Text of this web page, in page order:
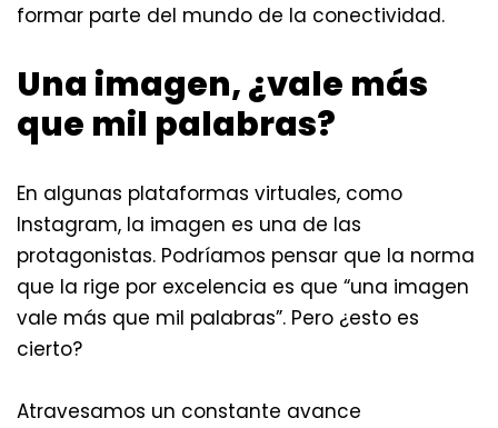
formar parte del mundo de la conectividad.
Una imagen, ¿vale más
que mil palabras?
En algunas plataformas virtuales, como
Instagram, la imagen es una de las
protagonistas. Podríamos pensar que la norma
que la rige por excelencia es que “una imagen
vale más que mil palabras”. Pero ¿esto es
cierto?
Atravesamos un constante avance